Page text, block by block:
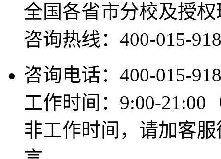
全国各省市分校及授
咨询热线：400-015-
咨询电话：400-015-
工作时间：9:00-21:00
非工作时间，请加客